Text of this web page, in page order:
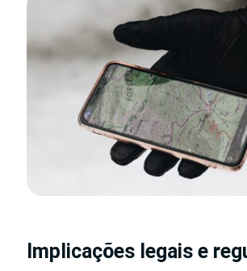
Implicações legais e